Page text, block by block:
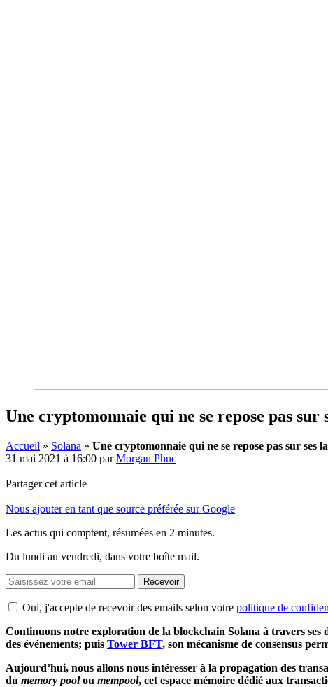
Une cryptomonnaie qui ne se repose pas
Accueil » Solana » Une cryptomonnaie qui ne se repose pas sur ses
31 mai 2021 à 16:00 parMorgan Phuc
Partager cet article
Nous ajouter en tant que source préférée sur Google
Les actus qui comptent, résumées en 2 minutes.
Du lundi au vendredi, dans votre boîte mail.
Recevoir
Oui, j'accepte de recevoir des emails selon votre politique de
Continuons notre exploration de la blockchain Solana à travers
des événements; puis Tower BFT, son mécanisme de consensus
Aujourd’hui, nous allons nous intéresser à la propagation des
du memory poolou mempool, cet espace mémoire dédié aux